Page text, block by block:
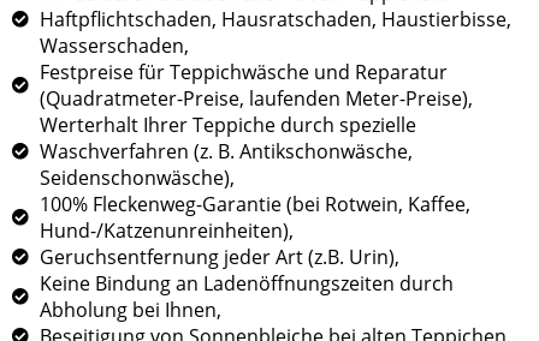
Haftpflichtschaden, Hausratschaden, Haustierbisse,
Wasserschaden,
Festpreise für Teppichwäsche und Reparatur
(Quadratmeter-Preise, laufenden Meter-Preise),
Werterhalt Ihrer Teppiche durch spezielle
Waschverfahren (z. B. Antikschonwäsche,
Seidenschonwäsche),
100% Fleckenweg-Garantie (bei Rotwein, Kaffee,
Hund-/Katzenunreinheiten),
Geruchsentfernung jeder Art (z.B. Urin),
Keine Bindung an Ladenöffnungszeiten durch
Abholung bei Ihnen,